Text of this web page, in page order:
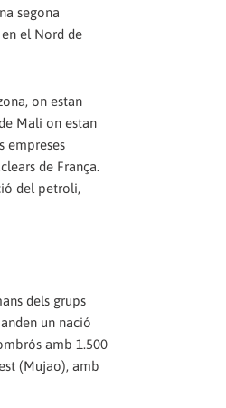
segona
el Nord de
on estan
Mali on estan
empreses
de França.
del petroli,
dels grups
un nació
amb 1.500
(Mujao), amb